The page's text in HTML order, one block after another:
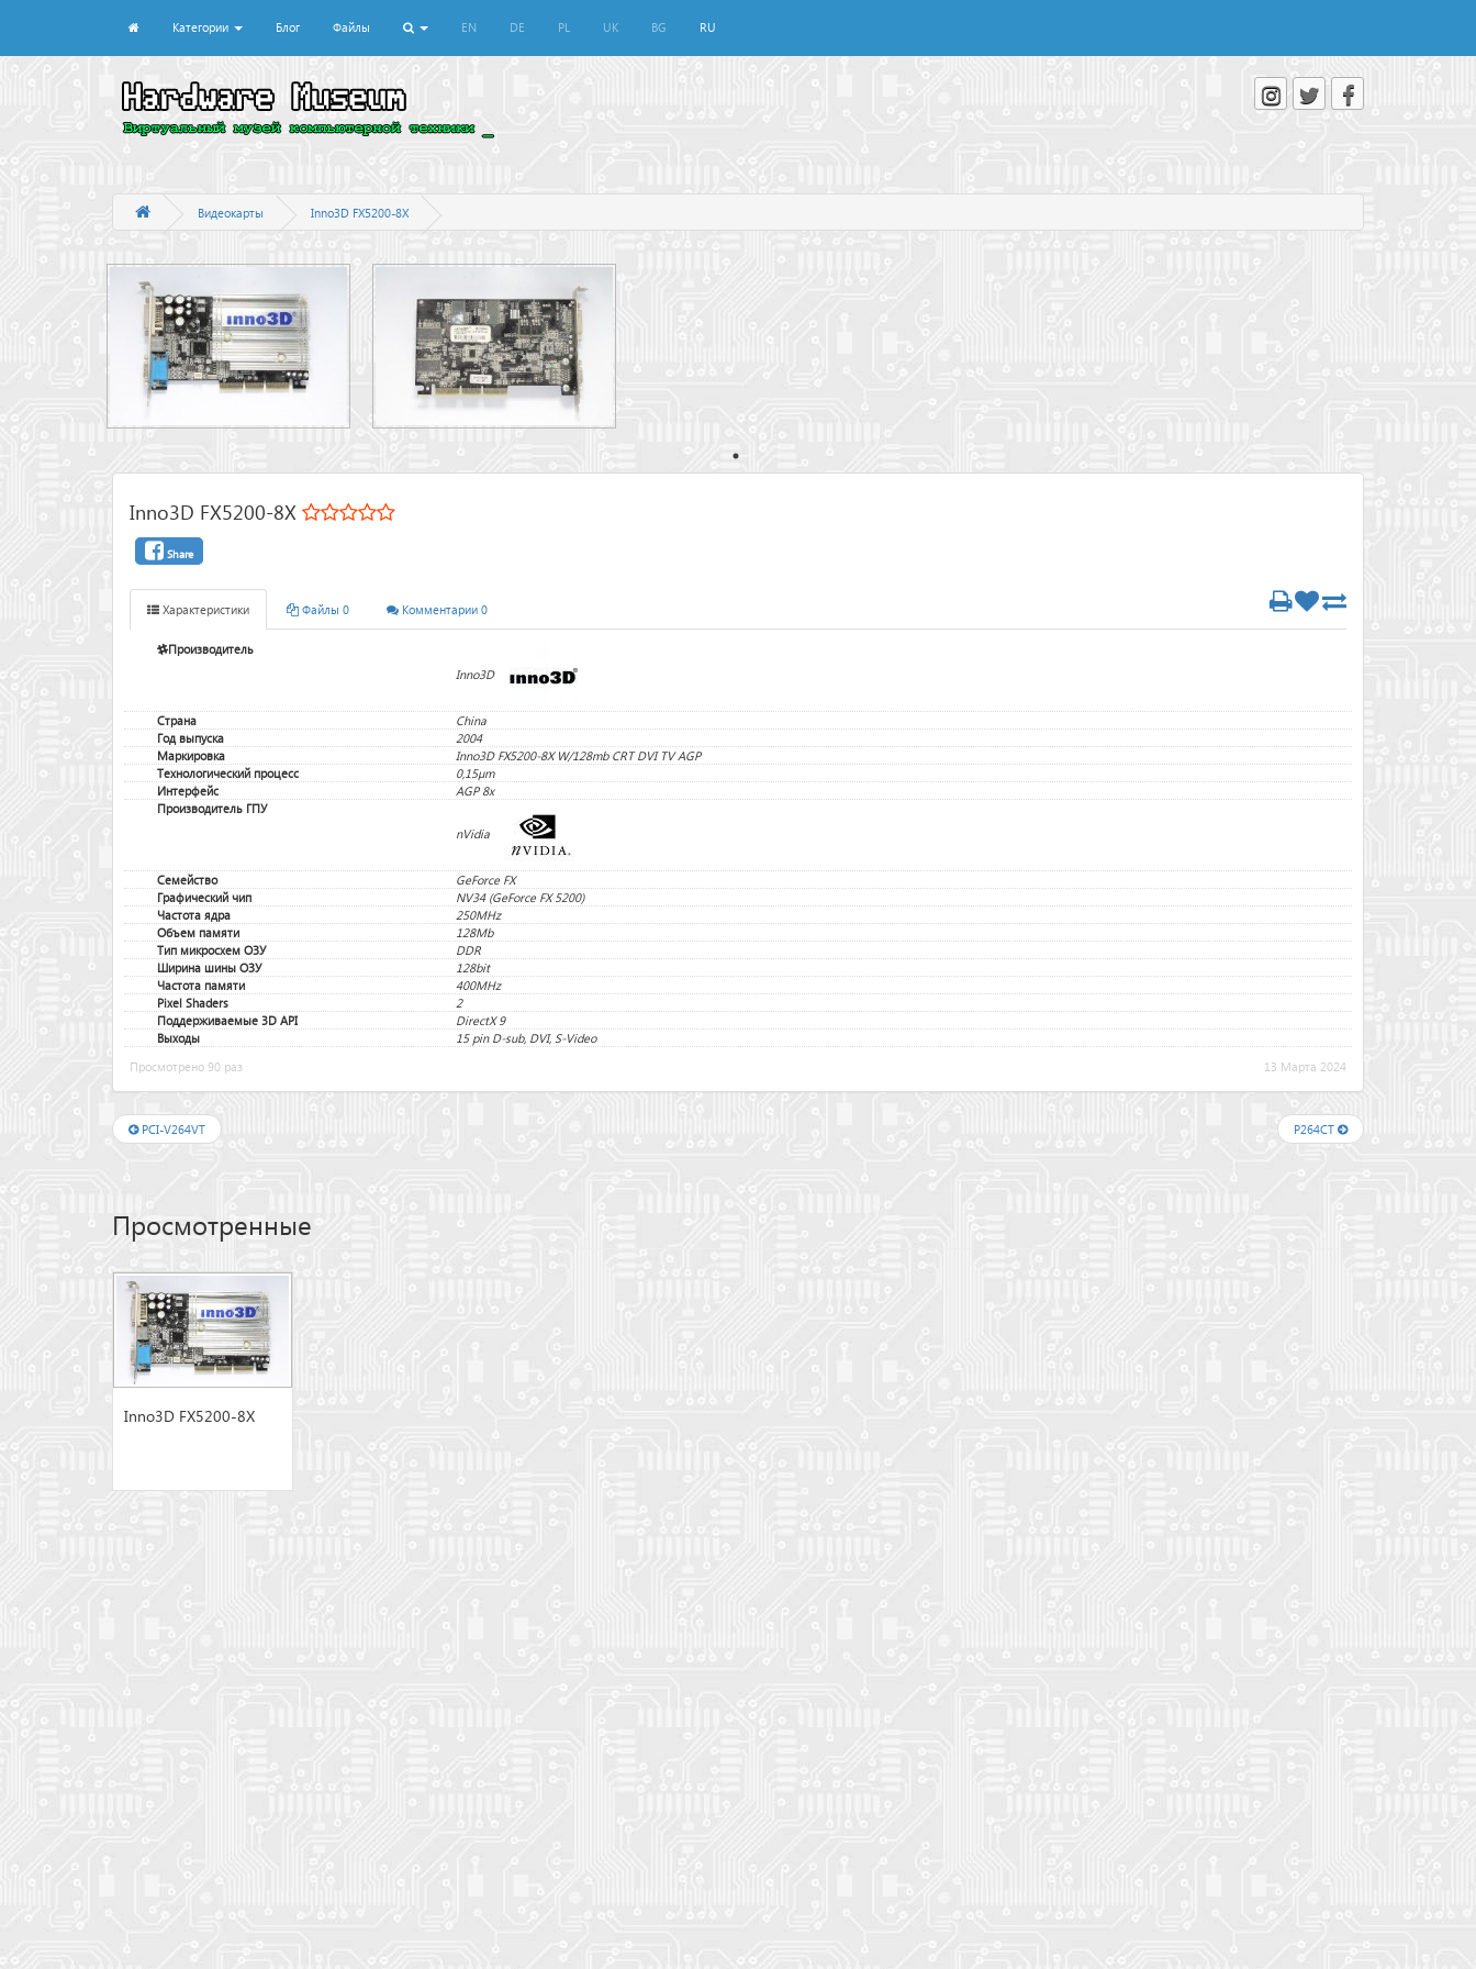
Категории Блог Файлы EN DE PL UK BG RU
Видеокарты Inno3D FX5200-8X
Inno3D FX5200-8X
Share
Характеристики Файлы 0 Комментарии 0
Производитель
Inno3D
Страна
China
Год выпуска
2004
Маркировка
Inno3D FX5200-8X W/128mb CRT DVI TV AGP
Технологический процесс
0,15µm
Интерфейс
AGP 8x
Производитель ГПУ
nVidia
Семейство
GeForce FX
Графический чип
NV34 (GeForce FX 5200)
Частота ядра
250MHz
Объем памяти
128Mb
Тип микросхем ОЗУ
DDR
Ширина шины ОЗУ
128bit
Частота памяти
400MHz
Pixel Shaders
2
Поддерживаемые 3D API
DirectX 9
Выходы
15 pin D-sub, DVI, S-Video
Просмотрено 90 раз
13 Марта 2024
PCI-V264VT P264CT
Просмотренные
Inno3D FX5200-8X